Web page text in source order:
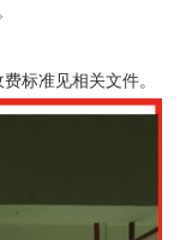
标准见相关文件。